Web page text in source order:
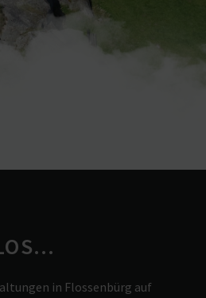
in Flossenbürg auf